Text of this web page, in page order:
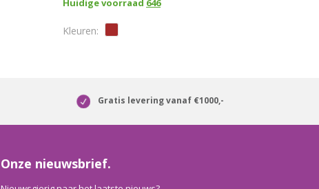
Huidige voorraad 646
Gratis levering vanaf €1000,-
Onze nieuwsbrief.